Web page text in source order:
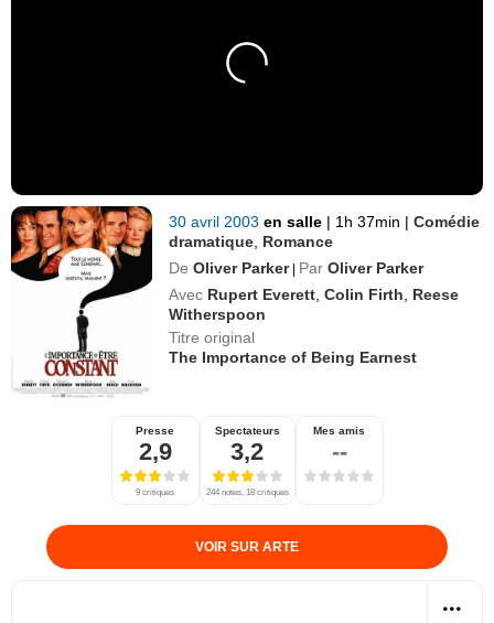
30 avril 2003en salle | 1h 37min | Comédie
dramatique Romance
De Oliver Parker | Par Oliver Parker
Avec Rupert Everett ,Colin Firth
Reese
Witherspoon
Titre original
The Importance of Being Earnest
Presse
2,9
9 critiques
Spectateurs
3,2
244 notes, 18 critiques
Mes amis
--
VOIR SUR ARTE